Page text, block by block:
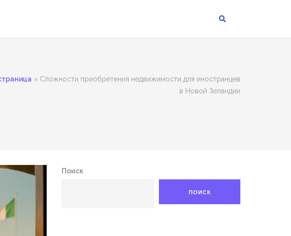
» Сложности приобретения недвижимости для иностранцев
в Новой Зеландии
Поиск
ПОИСК